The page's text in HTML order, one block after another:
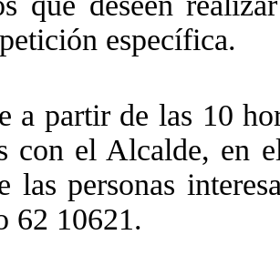
específica.
a partir de las 10
con el Alcalde, en
las personas
62 10621.